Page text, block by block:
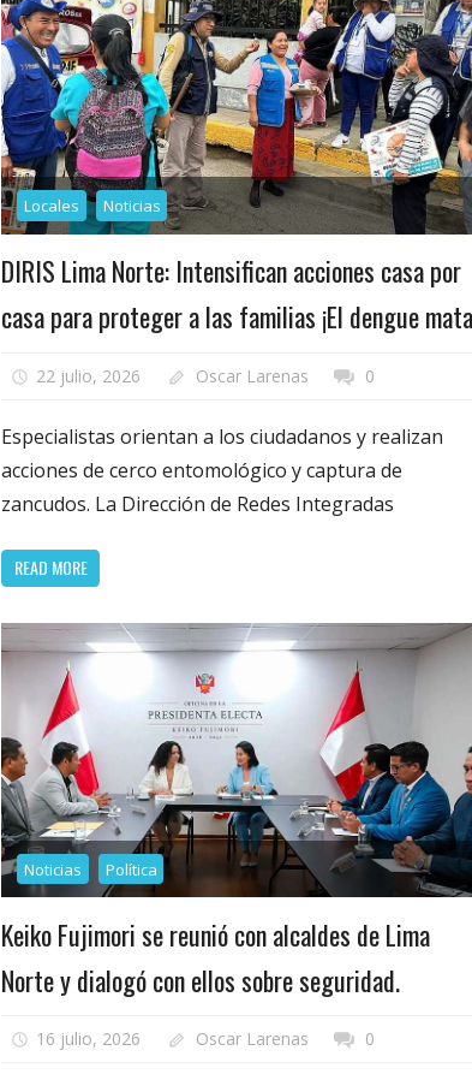
Locales Noticias
DIRIS Lima Norte: Intensifican acciones casa por
casa para proteger a las familias ¡El dengue
22 julio, 2026 Oscar Larenas 0
Especialistas orientan a los ciudadanos y realizan
acciones de cerco entomológico y captura de
zancudos. La Dirección de Redes Integradas
READ MORE
Noticias Política
Keiko Fujimori se reunió con alcaldes de Lima
Norte y dialogó con ellos sobre seguridad.
16 julio, 2026 Oscar Larenas 0